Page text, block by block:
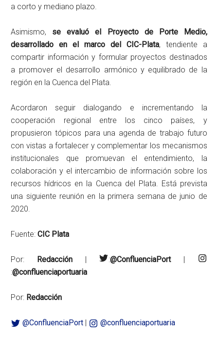
a corto y mediano plazo.
Asimismo, se evaluó el Proyecto de Porte Medio,
desarrollado en el marco del CIC-Plata, tendiente a
compartir información y formular proyectos destinados
a promover el desarrollo armónico y equilibrado de la
región en la Cuenca del Plata.
Acordaron seguir dialogando e incrementando la
cooperación regional entre los cinco países, y
propusieron tópicos para una agenda de trabajo futuro
con vistas a fortalecer y complementar los mecanismos
institucionales que promuevan el entendimiento, la
colaboración y el intercambio de información sobre los
recursos hídricos en la Cuenca del Plata. Está prevista
una siguiente reunión en la primera semana de junio de
2020.
Fuente:CIC Plata
Por: Redacción | :@ConfluenciaPort|
:@confluenciaportuaria
Por: Redacción
@ConfluenciaPort | @confluenciaportuaria